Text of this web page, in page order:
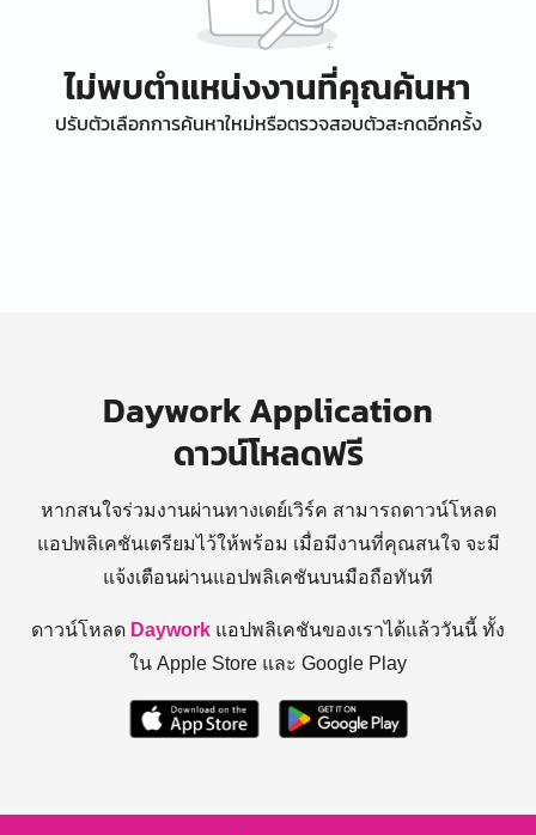
ไม่พบตำแหน่งงานที่คุณค้นหา
ปรับตัวเลือกการค้นหาใหม่หรือตรวจสอบตัวสะกดอีกครั้ง
Daywork Application
ดาวน์โหลดฟรี
หากสนใจร่วมงานผ่านทางเดย์เวิร์ค สามารถดาวน์โหลด
แอปพลิเคชันเตรียมไว้ให้พร้อม เมื่อมีงานที่คุณสนใจ จะมี
แจ้งเตือนผ่านแอปพลิเคชันบนมือถือทันที
ดาวน์โหลด Daywork แอปพลิเคชันของเราได้แล้ววันนี้ ทั้ง
ใน Apple Store และ Google Play